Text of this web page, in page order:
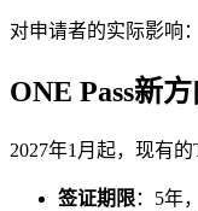
对申请者的实际影响
ONE Pass新
2027年1月起，现有的
签证期限：5年